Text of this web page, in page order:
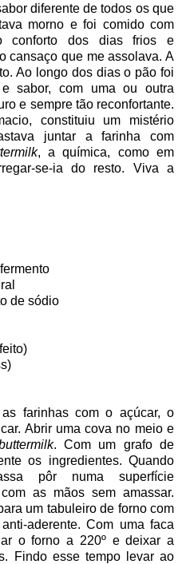
diferente de todos os que
morno e foi comido com
conforto dos dias frios e
cansaço que me assolava. A
Ao longo dos dias o pão foi
sabor, com uma ou outra
e sempre tão reconfortante.
constituiu um mistério
juntar a farinha com
, a química, como em
se-ia do resto. Viva a
de sódio
farinhas com o açúcar, o
Abrir uma cova no meio e
. Com um grafo de
os ingredientes. Quando
pôr numa superfície
as mãos sem amassar.
um tabuleiro de forno com
aderente. Com uma faca
o forno a 220º e deixar a
Findo esse tempo levar ao